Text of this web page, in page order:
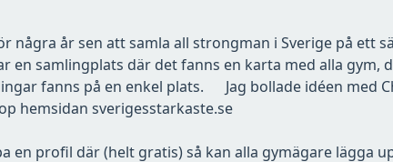
några år sen att samla all strongman i Sverige på
en samlingplats där det fanns en karta med alla
fanns på en enkel plats. Jag bollade idéen med
hemsidan sverigesstarkaste.se
en profil där (helt gratis) så kan alla gymägare lägga